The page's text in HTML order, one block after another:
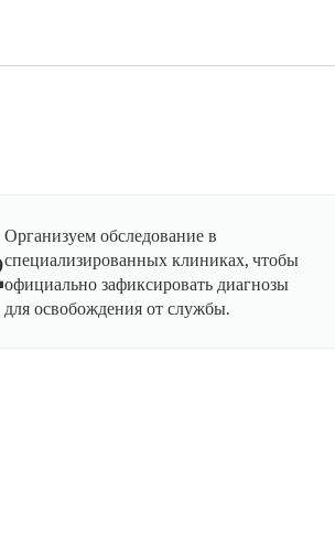
Организуем обследование в
специализированных клиниках, чтобы
официально зафиксировать диагнозы
для освобождения от службы.